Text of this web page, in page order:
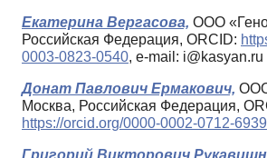
Екатерина Вергасова, ООО
Российская Федерация, ORCID:
0003-0823-0540, e-mail: i@kasyan.ru
Донат Павлович Ермакович, ООО
Москва, Российская Федерация,
https://orcid.org/0000-0002-0712-6939